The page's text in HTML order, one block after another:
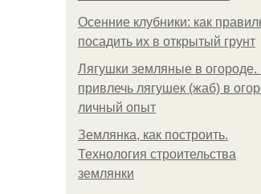
Осенние клубники: как
посадить их в открытый грунт
Лягушки земляные в огороде.
привлечь лягушек (жаб) в
личный опыт
Землянка, как построить.
Технология строительства
землянки